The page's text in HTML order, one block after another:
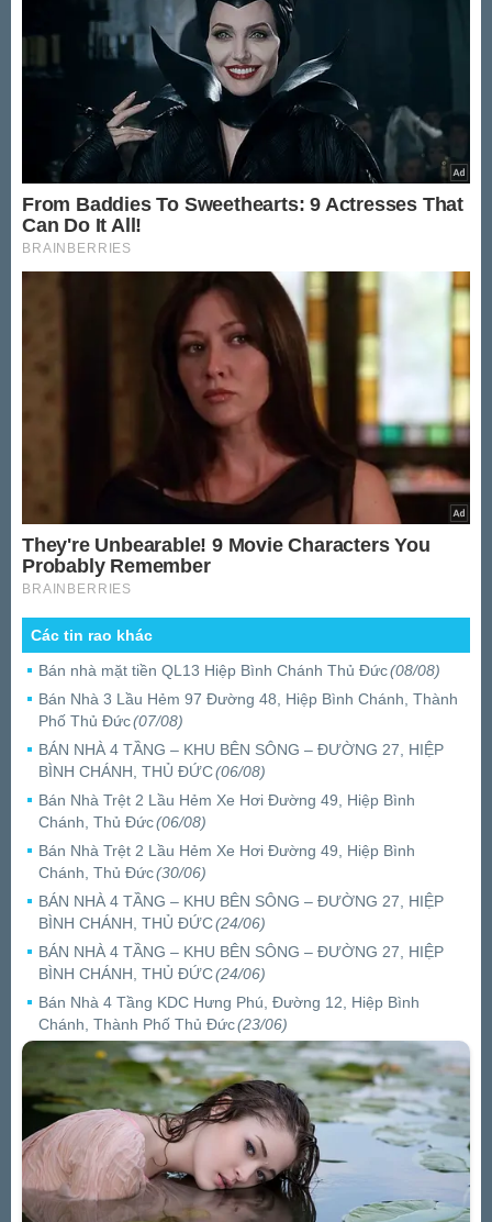
Các tin rao khác
Bán nhà mặt tiền QL13 Hiệp Bình Chánh Thủ Đức(08/08)
Bán Nhà 3 Lầu Hẻm 97 Đường 48, Hiệp Bình Chánh, Thành
Phố Thủ Đức(07/08)
BÁN NHÀ 4 TẦNG – KHU BÊN SÔNG – ĐƯỜNG 27, HIỆP
BÌNH CHÁNH, THỦ ĐỨC(06/08)
Bán Nhà Trệt 2 Lầu Hẻm Xe Hơi Đường 49, Hiệp Bình
Chánh, Thủ Đức(06/08)
Bán Nhà Trệt 2 Lầu Hẻm Xe Hơi Đường 49, Hiệp Bình
Chánh, Thủ Đức(30/06)
BÁN NHÀ 4 TẦNG – KHU BÊN SÔNG – ĐƯỜNG 27, HIỆP
BÌNH CHÁNH, THỦ ĐỨC(24/06)
BÁN NHÀ 4 TẦNG – KHU BÊN SÔNG – ĐƯỜNG 27, HIỆP
BÌNH CHÁNH, THỦ ĐỨC(24/06)
Bán Nhà 4 Tầng KDC Hưng Phú, Đường 12, Hiệp Bình
Chánh, Thành Phố Thủ Đức(23/06)